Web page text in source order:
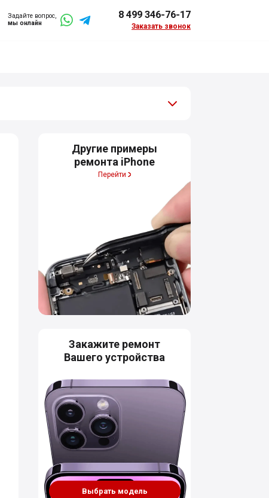
Задайте вопрос,
мы онлайн
8 499 346-76-17
Заказать звонок
Другие примеры
ремонта iPhone
Перейти
Закажите ремонт
Вашего устройства
Выбрать модель